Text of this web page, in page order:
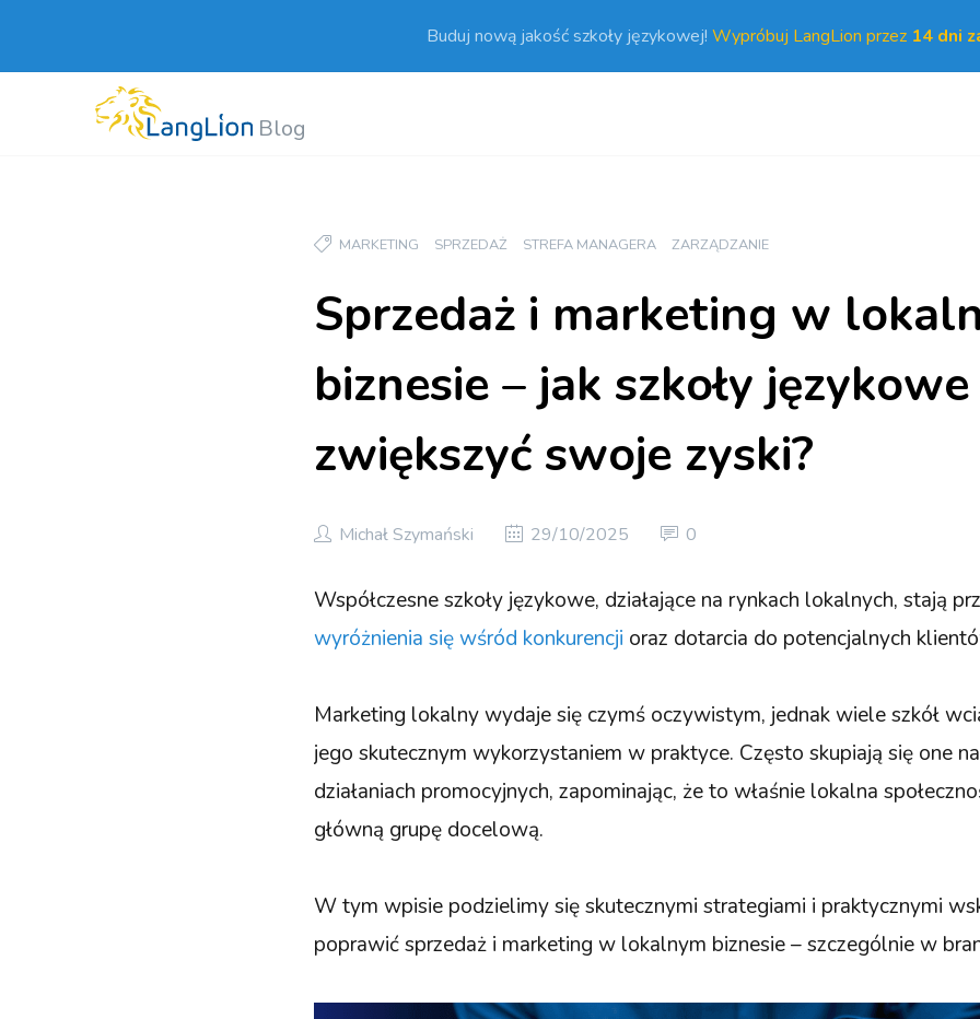
Buduj nową jakość szkoły językowej! Wypróbuj LangLion przez 14 dni
Blog
MARKETING SPRZEDAŻ STREFA MANAGERA ZARZĄDZANIE
Sprzedaż i marketing w
biznesie – jak szkoły
zwiększyć swoje zyski?
Michał Szymański 29/10/2025 0
Współczesne szkoły językowe, działające na rynkach lokalnych, stają
wyróżnienia się wśród konkurencji oraz dotarcia do potencjalnych
Marketing lokalny wydaje się czymś oczywistym, jednak wiele szkół
jego skutecznym wykorzystaniem w praktyce. Często skupiają się one
działaniach promocyjnych, zapominając, że to właśnie lokalna
główną grupę docelową.
W tym wpisie podzielimy się skutecznymi strategiami i praktycznymi
poprawić sprzedaż i marketing w lokalnym biznesie – szczególnie w